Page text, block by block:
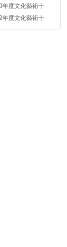
年度文化藝術十
年度文化藝術十